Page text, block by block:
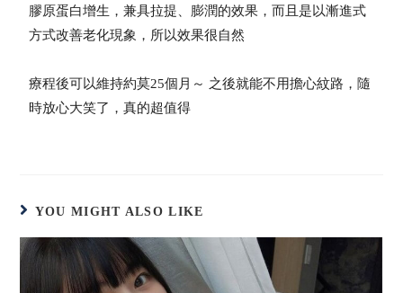
膠原蛋白增生，兼具拉提、膨潤的效果，而且是以漸進式
方式改善老化現象，所以效果很自然
療程後可以維持約莫25個月～ 之後就能不用擔心紋路，隨
時放心大笑了，真的超值得
YOU MIGHT ALSO LIKE